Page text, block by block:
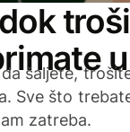
šaljete,
Sve što
zatreba.